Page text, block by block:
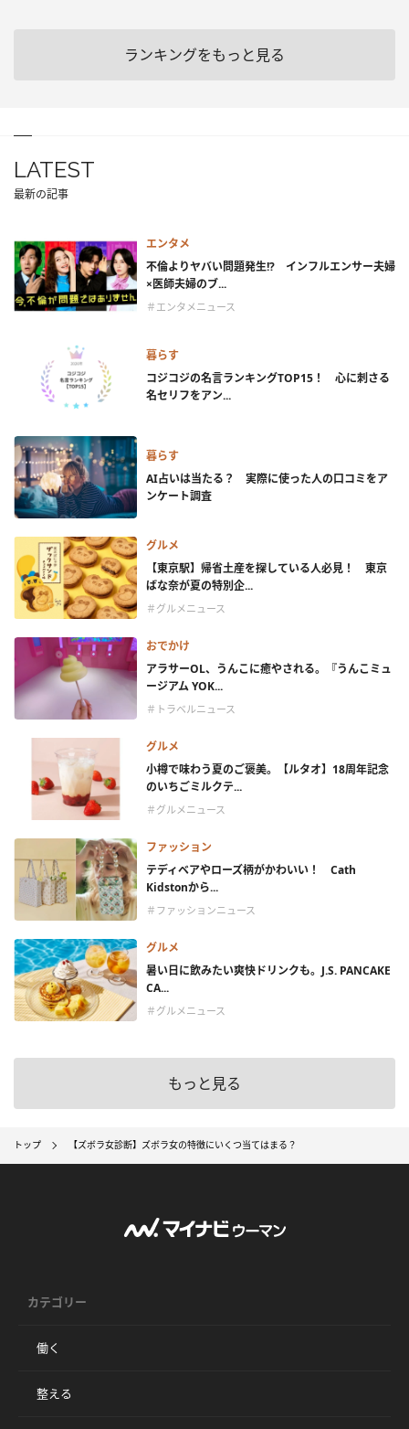
ランキングをもっと見る
LATEST
最新の記事
エンタメ
不倫よりヤバい問題発生!? インフルエンサー夫婦
×医師夫婦のブ...
＃エンタメニュース
暮らす
コジコジの名言ランキングTOP15！ 心に刺さる
名セリフをアン...
暮らす
AI占いは当たる？ 実際に使った人の口コミをア
ンケート調査
グルメ
【東京駅】帰省土産を探している人必見！ 東京
ばな奈が夏の特別企...
＃グルメニュース
おでかけ
アラサーOL、うんこに癒やされる。『うんこミュ
ージアム YOK...
＃トラベルニュース
グルメ
小樽で味わう夏のご褒美。【ルタオ】18周年記念
のいちごミルクテ...
＃グルメニュース
ファッション
テディベアやローズ柄がかわいい！ Cath
Kidstonから...
＃ファッションニュース
グルメ
暑い日に飲みたい爽快ドリンクも。J.S. PANCAKE
CA...
＃グルメニュース
もっと見る
トップ 【ズボラ女診断】ズボラ女の特徴にいくつ当てはまる？
カテゴリー
働く
整える